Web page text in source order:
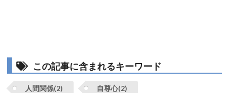
この記事に含まれるキーワード
人間関係(2) 自尊心(2)